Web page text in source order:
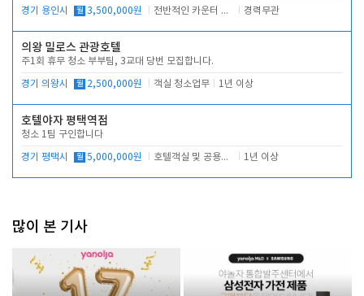
경기 용인시 월 3,500,000원 전반적인 카운터 업무 경력무관
의왕 밀로스 관광호텔
주1회 휴무 청소 부부팀, 3교대 당번 모집합니다.
경기 의왕시 월 2,500,000원 객실 청소업무 1년 이상
호텔야자 평택역점
청소 1팀 구인합니다
경기 평택시 월 5,000,000원 호텔객실 및 공용시설 청소 관리 1년 이상
많이 본 기사